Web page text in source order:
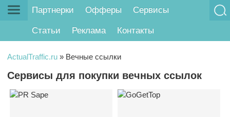
Партнерки Офферы Сервисы
Статьи Реклама Контакты
ActualTraffic.ru » Вечные ссылки
Сервисы для покупки вечных ссылок